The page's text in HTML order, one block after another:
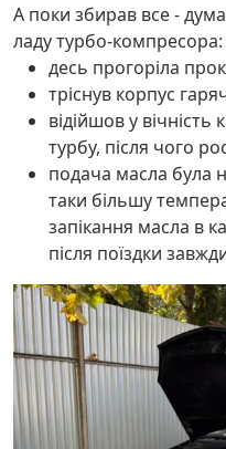
А поки збирав все -
ладу турбо-компресора:
десь прогоріла
тріснув корпус
відійшов у вічність
турбу, після чого
подача масла була
таки більшу
запікання масла в
після поїздки